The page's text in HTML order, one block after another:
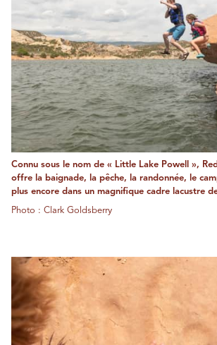
Connu sous le nom de « Little Lake Powell »,
offre la baignade, la pêche, la randonnée, le
plus encore dans un magnifique cadre lacustre
Photo : Clark Goldsberry